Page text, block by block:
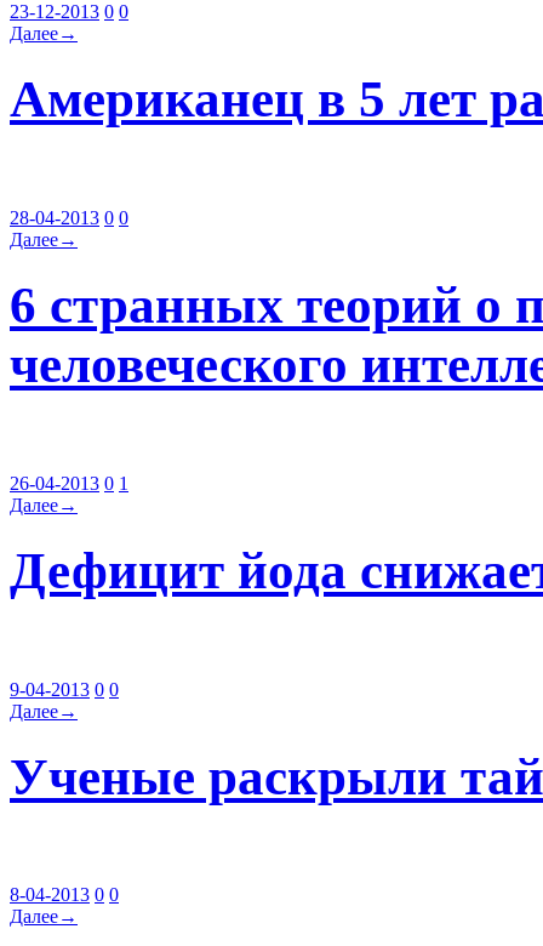
23-12-2013 0 0
Далее→
Американец в 5 лет
28-04-2013 0 0
Далее→
6 странных теорий о
человеческого
26-04-2013 0 1
Далее→
Дефицит йода
9-04-2013 0 0
Далее→
Ученые раскрыли
8-04-2013 0 0
Далее→